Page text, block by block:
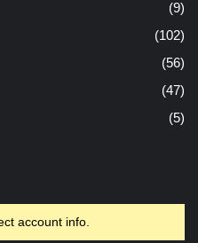
(9)
(102)
(56)
(47)
(5)
account info.